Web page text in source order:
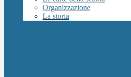
Organizzazione
La storia